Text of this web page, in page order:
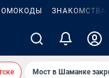
ЗНАКОМСТВА
Мост в Шаманке